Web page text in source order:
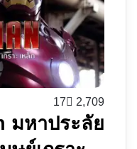
17 2,709
มหาประลัย